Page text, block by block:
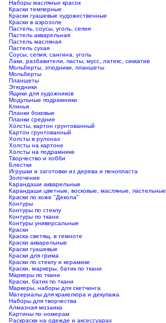
Наборы масляных красок
Краски темперные
Краски гуашевые художественные
Краски в аэрозоле
Пастель, соусы, уголь, сепия
Пастель акварельная
Пастель масляная
Пастель сухая
Соусы, сепия, сангина, уголь
Лаки, разбавители, пасты, мусс, латекс, сиккатив
Мольберты, этюдники, планшеты
Мольберты
Планшеты
Этюдники
Ящики для художников
Модульные подрамники
Клинья
Планки боковые
Планки средние
Холсты, картон грунтованный
Картон грунтованный
Холсты в рулонах
Холсты на картоне
Холсты на подрамнике
Творчество и хобби
Блестки
Игрушки и заготовки из дерева и пенопласта
Золочение
Карандаши акварельные
Карандаши цветные, восковые, масляные, пастельные
Краски по коже "Декола"
Контуры
Контуры по стеклу
Контуры по ткани
Контуры универсальные
Краски
Краска светящ. в темноте
Краски акварельные
Краски гуашевые
Краски для грима
Краски по стеклу и керамике
Краски, маркеры, батик по ткани
Маркеры по ткани
Краски, батик по ткани
Маркеры, наборы для скетчинга
Материалы для кракелюра и декупажа
Наборы для творчества
Алмазная мозаика
Картины по номерам
Раскраски на одежде и аксессуарах